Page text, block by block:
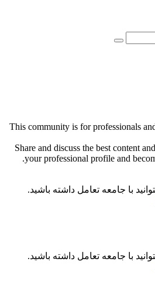
This community is for professionals
Share and discuss the best content
your professional profile and
با جامعه تعامل داشته باشید.
با جامعه تعامل داشته باشید.